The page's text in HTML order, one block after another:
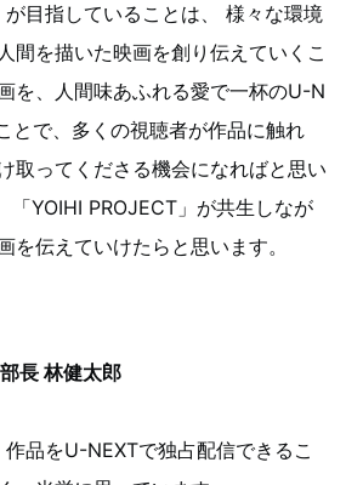
が目指していることは、 様々な環境
間を描いた映画を創り伝えていくこ
を、人間味あふれる愛で一杯のU-N
とで、多くの視聴者が作品に触れ
取ってくださる機会になればと思い
「YOIHI PROJECT」が共生しなが
を伝えていけたらと思います。
長 林健太郎
作品をU-NEXTで独占配信できるこ